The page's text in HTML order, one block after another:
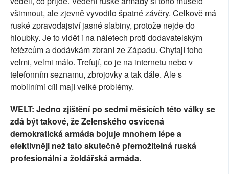
všimnout, ale zjevně vyvodilo špatné závěry. Celkově má ​​
ruské zpravodajství jasné slabiny, protože nejde do
hloubky. Je to vidět i na náletech proti dodavatelským
řetězcům a dodávkám zbraní ze Západu. Chytají toho
velmi, velmi málo. Trefují, co je na internetu nebo v
telefonním seznamu, zbrojovky a tak dále. Ale s
mobilními cíli mají velké problémy.
WELT: Jedno zjištění po sedmi měsících této války se
zdá být takové, že Zelenského osvícená
demokratická armáda bojuje mnohem lépe a
efektivněji než tato skutečně přemožitelná ruská
profesionální a žoldářská armáda.